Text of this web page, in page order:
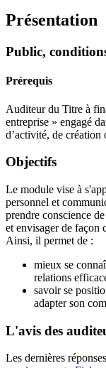
Présentation
Public,
Prérequis
Auditeur du Titre à
entreprise » engagé
d’activité, de création
Objectifs
Le module vise à
personnel et
prendre conscience
et envisager de façon
Ainsi, il permet de :
mieux se
relations
savoir se
adapter son
L'avis des
Les dernières